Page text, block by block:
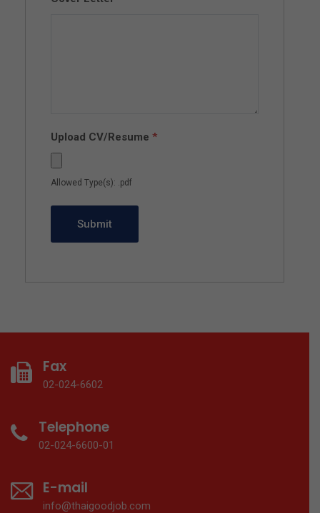
Upload CV/Resume *
Allowed Type(s): .pdf
Fax
02-024-6602
Telephone
02-024-6600-01
E-mail
info@thaigoodjob.com